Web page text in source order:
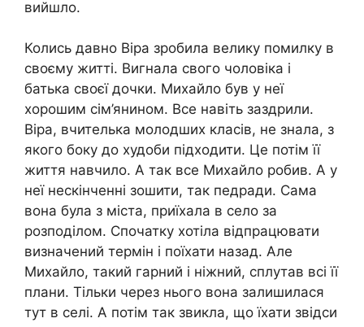
вийшло.
Колись давно Віра зробила велику помилку в
своєму житті. Вигнала свого чоловіка і
батька своєї дочки. Михайло був у неї
хорошим сім’янином. Все навіть заздрили.
Віра, вчителька молодших класів, не знала, з
якого боку до худоби підходити. Це потім її
життя навчило. А так все Михайло робив. А у
неї нескінченні зошити, так педради. Сама
вона була з міста, приїхала в село за
розподілом. Спочатку хотіла відпрацювати
визначений термін і поїхати назад. Але
Михайло, такий гарний і ніжний, сплутав всі її
плани. Тільки через нього вона залишилася
тут в селі. А потім так звикла, що їхати звідси